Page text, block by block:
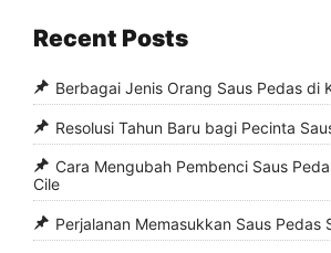
Recent Posts
Berbagai Jenis Orang Saus Pedas di
Resolusi Tahun Baru bagi Pecinta
Cara Mengubah Pembenci Saus
Cile
Perjalanan Memasukkan Saus Pedas